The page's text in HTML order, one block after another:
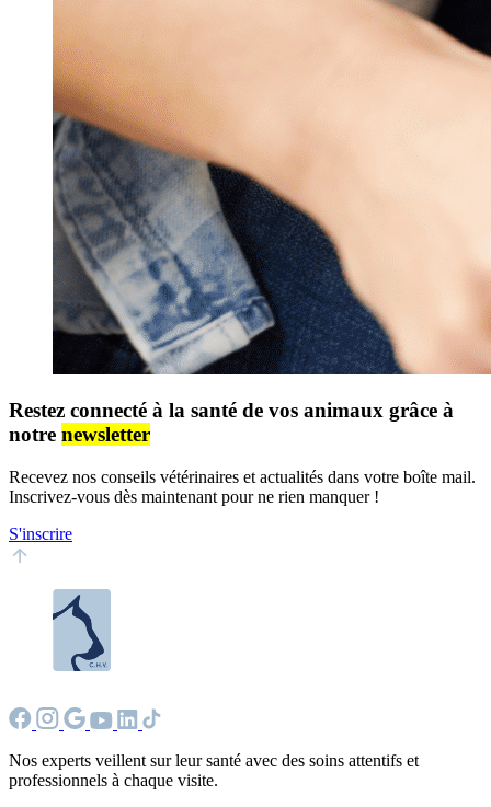
Restez connecté à la santé de vos animaux grâce à
notre newsletter
Recevez nos conseils vétérinaires et actualités dans votre boîte mail.
Inscrivez-vous dès maintenant pour ne rien manquer !
S'inscrire
Nos experts veillent sur leur santé avec des soins attentifs et
professionnels à chaque visite.